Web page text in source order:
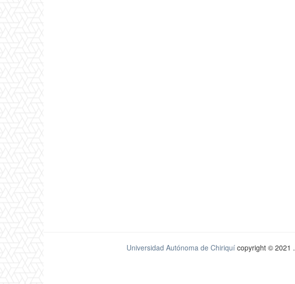
Universidad Autónoma de Chiriquícopyright © 2021 .